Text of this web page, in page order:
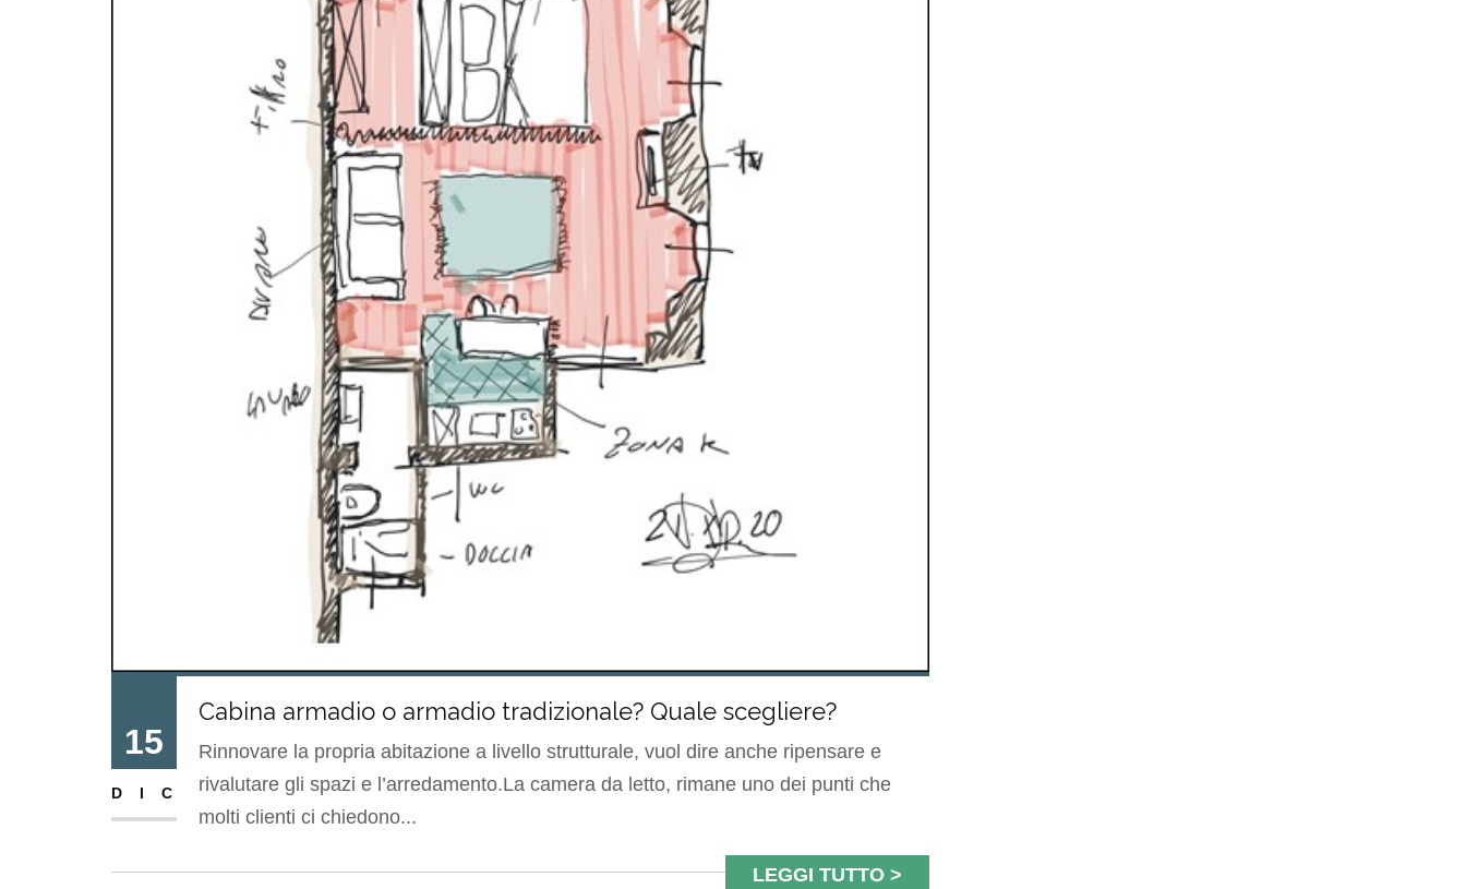
15
DIC
Cabina armadio o armadio tradizionale? Quale scegliere?
Rinnovare la propria abitazione a livello strutturale, vuol dire anche ripensare e
rivalutare gli spazi e l’arredamento.La camera da letto, rimane uno dei punti che
molti clienti ci chiedono...
LEGGI TUTTO >